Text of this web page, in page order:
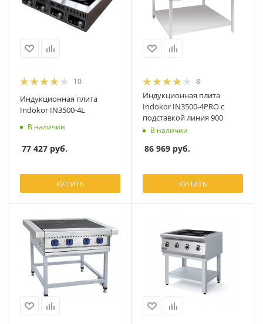
10
Индукционная плита
Indokor IN3500-4L
В наличии
77 427 руб.
КУПИТЬ
8
Индукционная плита
Indokor IN3500-4PRO с
подставкой линия 900
В наличии
86 969 руб.
КУПИТЬ